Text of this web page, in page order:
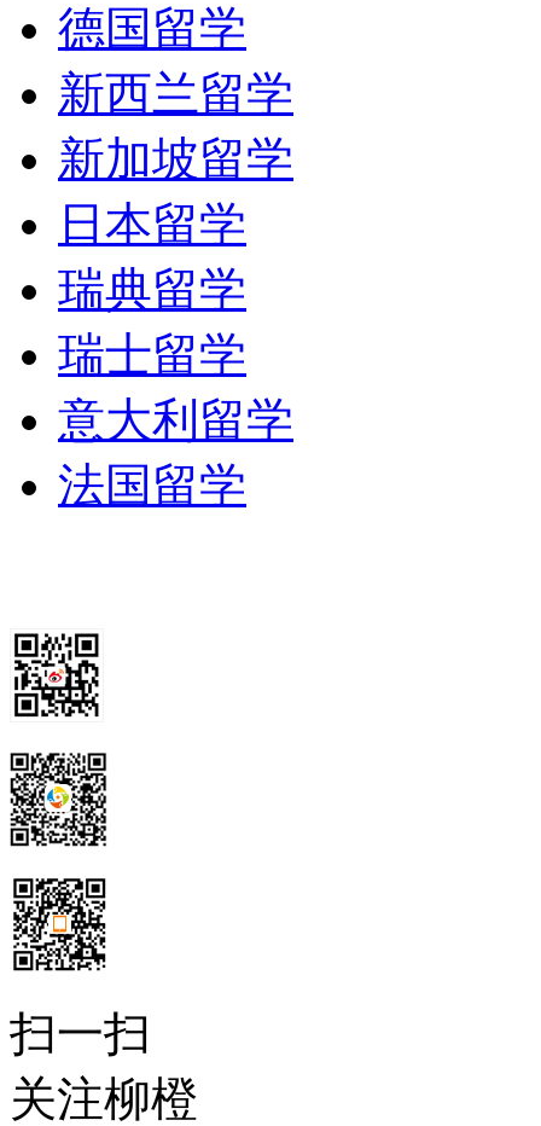
资助的学校。该校的成
纽约州的汉密尔顿市。
（
斯特市，但由于法律诉
会成员，大学老师以及
于1850年1月31日从纽
年11月份，罗彻斯特大
学生。 罗彻斯特大学最
年，校区东移至当时的
（UniverityAvenue）上
AzariahBoody为新校区
又从他手中购买了17英
斯特大学一直保留并使
RiverCampu校区于1930
有一小部分大学街上的
览馆所在地）。
德国留学
新西兰留学
新加坡留学
日本留学
瑞典留学
瑞士留学
意大利留学
法国留学
扫一扫
关注柳橙